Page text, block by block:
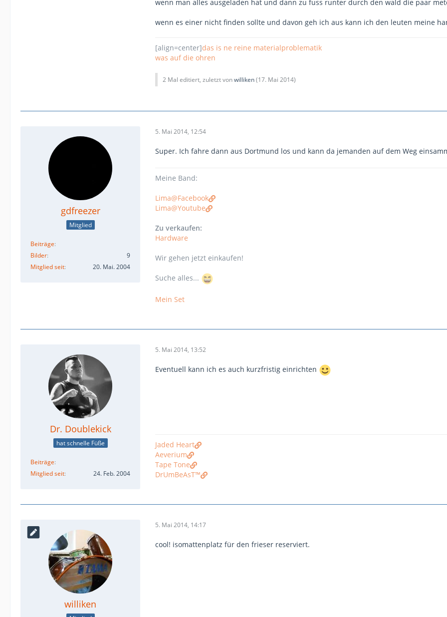
wenn man alles ausgeladen hat und dann zu fuss runter durch den wald die paar
wenn es einer nicht finden sollte und davon geh ich aus kann ich den leuten meine
[align=center]das is ne reine materialproblematik
was auf die ohren
2 Mal editiert, zuletzt vonwilliken(17. Mai 2014)
gdfreezer
Mitglied
Beiträge
Bilder
9
Mitglied seit
20. Mai. 2004
5. Mai 2014, 12:54
Super. Ich fahre dann aus Dortmund los und kann da jemanden auf dem Weg
Meine Band:
Lima@Facebook
Lima@Youtube
Zu verkaufen:
Hardware
Wir gehen jetzt einkaufen!
Suche alles...
Mein Set
Dr. Doublekick
hat schnelle Füße
Beiträge
Mitglied seit
24. Feb. 2004
5. Mai 2014, 13:52
Eventuell kann ich es auch kurzfristig einrichten
Jaded Heart
Aeverium
Tape Tone
DrUmBeAsT™
williken
5. Mai 2014, 14:17
cool! isomattenplatz für den frieser reserviert.